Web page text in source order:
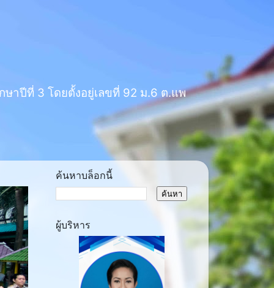
าปีที่ 3 โดยตั้งอยู่เลขที่ 92 ม.6 ต.แพ
ค้นหาบล็อกนี้
ผู้บริหาร